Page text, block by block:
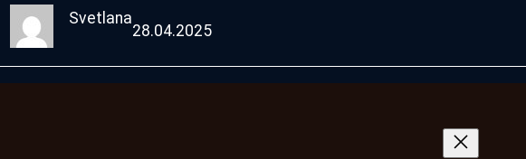
Svetlana
28.04.2025